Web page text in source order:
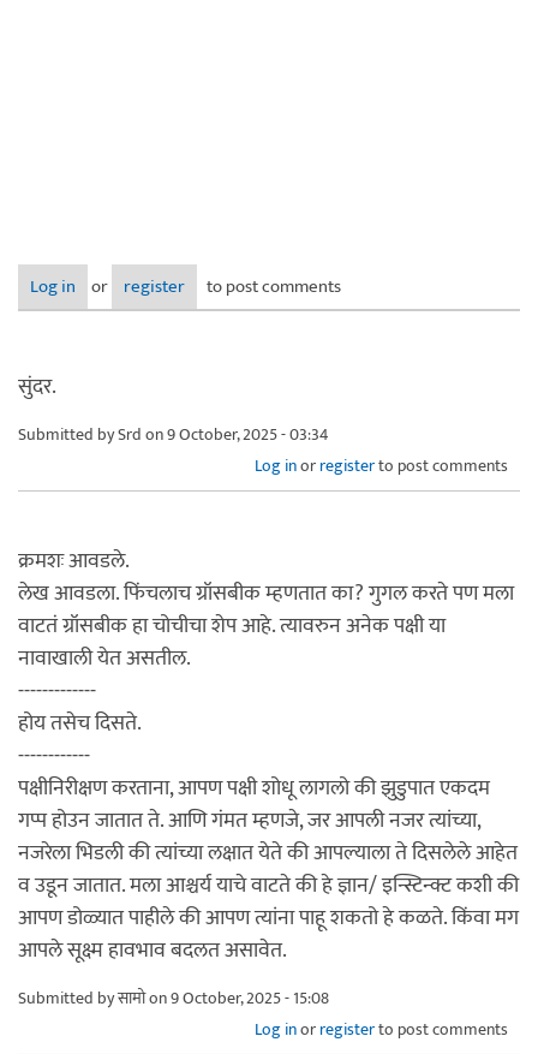
Log in or register to post comments
सुंदर.
Submitted bySrdon 9 October, 2025 - 03:34
Log inorregisterto post comments
क्रमशः आवडले.
लेख आवडला. फिंचलाच ग्रॉसबीक म्हणतात का? गुगल करते पण मला
वाटतं ग्रॉसबीक हा चोचीचा शेप आहे. त्यावरुन अनेक पक्षी या
नावाखाली येत असतील.
-------------
होय तसेच दिसते.
------------
पक्षीनिरीक्षण करताना, आपण पक्षी शोधू लागलो की झुडुपात एकदम
गप्प होउन जातात ते. आणि गंमत म्हणजे, जर आपली नजर त्यांच्या,
नजरेला भिडली की त्यांच्या लक्षात येते की आपल्याला ते दिसलेले आहेत
व उडून जातात. मला आश्चर्य याचे वाटते की हे ज्ञान/ इन्स्टिन्क्ट कशी की
आपण डोळ्यात पाहीले की आपण त्यांना पाहू शकतो हे कळते. किंवा मग
आपले सूक्ष्म हावभाव बदलत असावेत.
Submitted byसामोon 9 October, 2025 - 15:08
Log inorregisterto post comments